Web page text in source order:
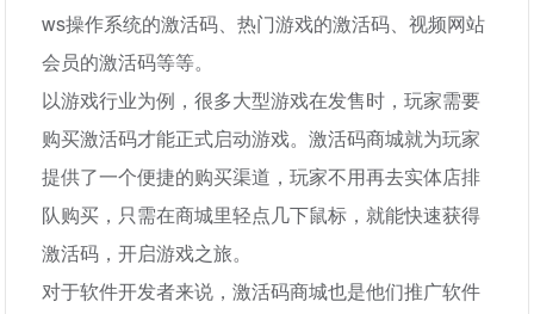
ws操作系统的激活码、热门游戏的激活码、视频网站
会员的激活码等等。
以游戏行业为例，很多大型游戏在发售时，玩家需要
购买激活码才能正式启动游戏。激活码商城就为玩家
提供了一个便捷的购买渠道，玩家不用再去实体店排
队购买，只需在商城里轻点几下鼠标，就能快速获得
激活码，开启游戏之旅。
对于软件开发者来说，激活码商城也是他们推广软件